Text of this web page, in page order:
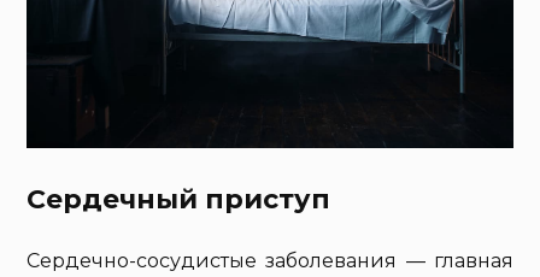
Сердечный приступ
Сердечно-сосудистые заболевания — главная